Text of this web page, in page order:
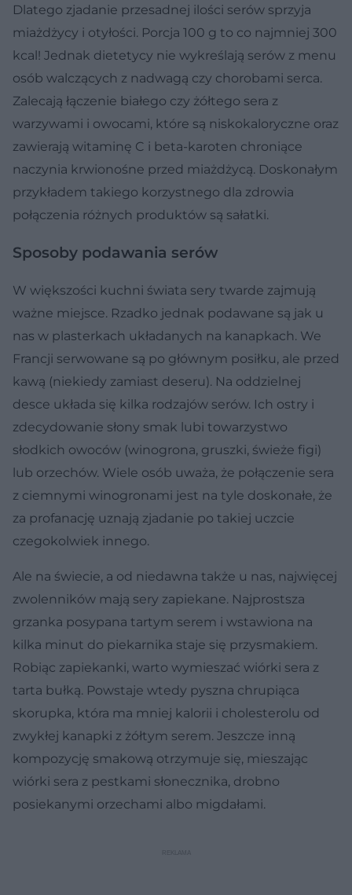
Dlatego zjadanie przesadnej ilości serów sprzyja
miażdżycy i otyłości. Porcja 100 g to co najmniej 300
kcal! Jednak dietetycy nie wykreślają serów z menu
osób walczących z nadwagą czy chorobami serca.
Zalecają łączenie białego czy żółtego sera z
warzywami i owocami, które są niskokaloryczne oraz
zawierają witaminę C i beta-karoten chroniące
naczynia krwionośne przed miażdżycą. Doskonałym
przykładem takiego korzystnego dla zdrowia
połączenia różnych produktów są sałatki.
Sposoby podawania serów
W większości kuchni świata sery twarde zajmują
ważne miejsce. Rzadko jednak podawane są jak u
nas w plasterkach układanych na kanapkach. We
Francji serwowane są po głównym posiłku, ale przed
kawą (niekiedy zamiast deseru). Na oddzielnej
desce układa się kilka rodzajów serów. Ich ostry i
zdecydowanie słony smak lubi towarzystwo
słodkich owoców (winogrona, gruszki, świeże figi)
lub orzechów. Wiele osób uważa, że połączenie sera
z ciemnymi winogronami jest na tyle doskonałe, że
za profanację uznają zjadanie po takiej uczcie
czegokolwiek innego.
Ale na świecie, a od niedawna także u nas, najwięcej
zwolenników mają sery zapiekane. Najprostsza
grzanka posypana tartym serem i wstawiona na
kilka minut do piekarnika staje się przysmakiem.
Robiąc zapiekanki, warto wymieszać wiórki sera z
tarta bułką. Powstaje wtedy pyszna chrupiąca
skorupka, która ma mniej kalorii i cholesterolu od
zwykłej kanapki z żółtym serem. Jeszcze inną
kompozycję smakową otrzymuje się, mieszając
wiórki sera z pestkami słonecznika, drobno
posiekanymi orzechami albo migdałami.